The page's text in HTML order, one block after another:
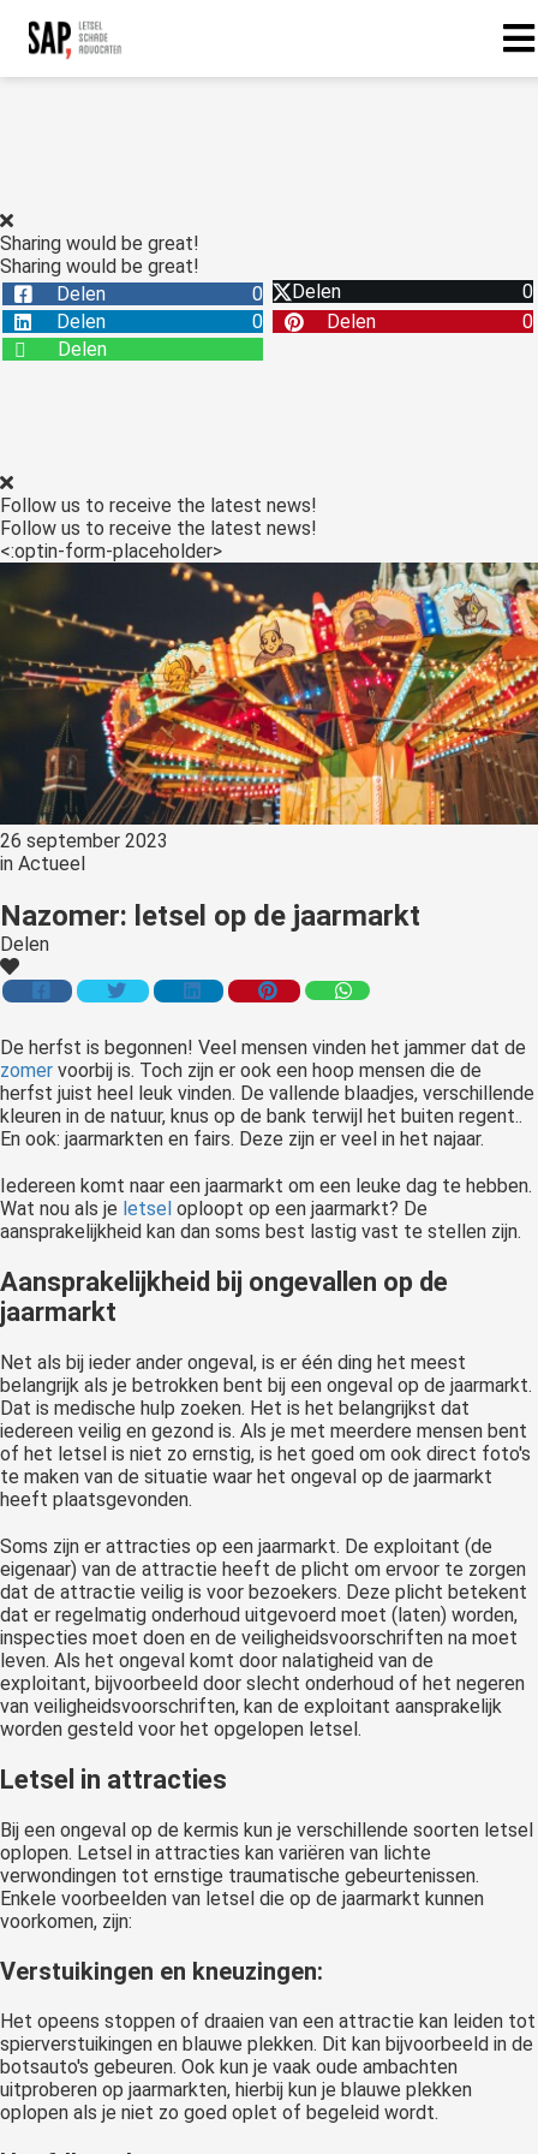
Sharing would be great!
Sharing would be great!
Delen
0 Delen
0
Delen
0 Delen
0
Delen
Follow us to receive the latest news!
Follow us to receive the latest news!
<:optin-form-placeholder>
26 september 2023
in Actueel
Nazomer: letsel op de jaarmarkt
Delen
De herfst is begonnen! Veel mensen vinden het jammer dat de
zomer voorbij is. Toch zijn er ook een hoop mensen die de
herfst juist heel leuk vinden. De vallende blaadjes, verschillende
kleuren in de natuur, knus op de bank terwijl het buiten regent..
En ook: jaarmarkten en fairs. Deze zijn er veel in het najaar.
Iedereen komt naar een jaarmarkt om een leuke dag te hebben.
Wat nou als je letsel oploopt op een jaarmarkt? De
aansprakelijkheid kan dan soms best lastig vast te stellen zijn.
Aansprakelijkheid bij ongevallen op de
jaarmarkt
Net als bij ieder ander ongeval, is er één ding het meest
belangrijk als je betrokken bent bij een ongeval op de jaarmarkt.
Dat is medische hulp zoeken. Het is het belangrijkst dat
iedereen veilig en gezond is. Als je met meerdere mensen bent
of het letsel is niet zo ernstig, is het goed om ook direct foto's
te maken van de situatie waar het ongeval op de jaarmarkt
heeft plaatsgevonden.
Soms zijn er attracties op een jaarmarkt. De exploitant (de
eigenaar) van de attractie heeft de plicht om ervoor te zorgen
dat de attractie veilig is voor bezoekers. Deze plicht betekent
dat er regelmatig onderhoud uitgevoerd moet (laten) worden,
inspecties moet doen en de veiligheidsvoorschriften na moet
leven. Als het ongeval komt door nalatigheid van de
exploitant, bijvoorbeeld door slecht onderhoud of het negeren
van veiligheidsvoorschriften, kan de exploitant aansprakelijk
worden gesteld voor het opgelopen letsel.
Letsel in attracties
Bij een ongeval op de kermis kun je verschillende soorten letsel
oplopen. Letsel in attracties kan variëren van lichte
verwondingen tot ernstige traumatische gebeurtenissen.
Enkele voorbeelden van letsel die op de jaarmarkt kunnen
voorkomen, zijn:
Verstuikingen en kneuzingen:
Het opeens stoppen of draaien van een attractie kan leiden tot
spierverstuikingen en blauwe plekken. Dit kan bijvoorbeeld in de
botsauto's gebeuren. Ook kun je vaak oude ambachten
uitproberen op jaarmarkten, hierbij kun je blauwe plekken
oplopen als je niet zo goed oplet of begeleid wordt.